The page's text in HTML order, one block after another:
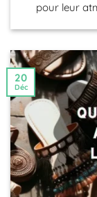
pour leur
20
Déc